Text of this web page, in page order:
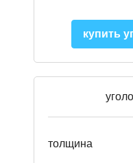
купить
толщина